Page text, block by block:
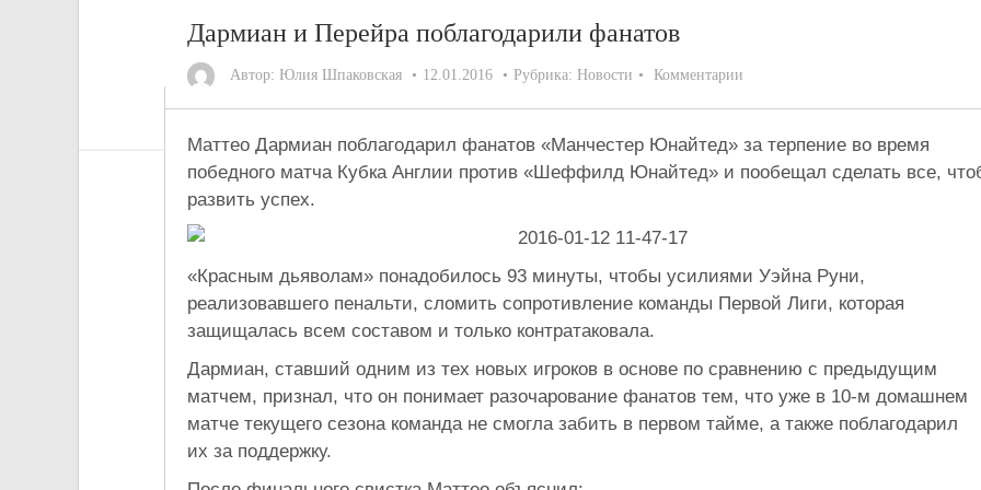
Дармиан и Перейра поблагодарили фанатов
Автор: Юлия Шпаковская 12.01.2016 Рубрика: Новости Комментарии
Маттео Дармиан поблагодарил фанатов «Манчестер Юнайтед» за терпение во время
победного матча Кубка Англии против «Шеффилд Юнайтед» и пообещал сделать все,
развить успех.
«Красным дьяволам» понадобилось 93 минуты, чтобы усилиями Уэйна Руни,
реализовавшего пенальти, сломить сопротивление команды Первой Лиги, которая
защищалась всем составом и только контратаковала.
Дармиан, ставший одним из тех новых игроков в основе по сравнению с предыдущим
матчем, признал, что он понимает разочарование фанатов тем, что уже в 10-м домашнем
матче текущего сезона команда не смогла забить в первом тайме, а также поблагодарил
их за поддержку.